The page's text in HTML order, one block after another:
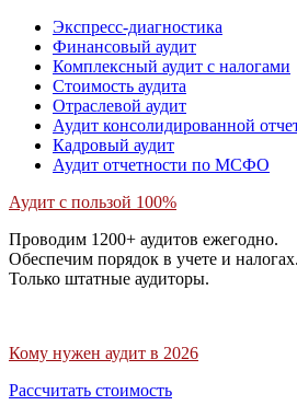
Экспресс-диагностика
Финансовый аудит
Комплексный аудит с налогами
Стоимость аудита
Отраслевой аудит
Аудит консолидированной
Кадровый аудит
Аудит отчетности по МСФО
Аудит с пользой 100%
Проводим 1200+ аудитов ежегодно.
Обеспечим порядок в учете и налогах.
Только штатные аудиторы.
Кому нужен аудит в 2026
Рассчитать стоимость